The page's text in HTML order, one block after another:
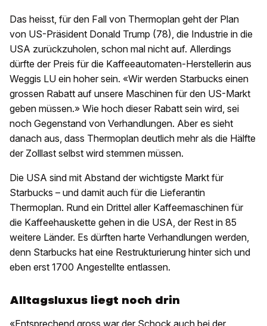
Das heisst, für den Fall von Thermoplan geht der Plan
von US-Präsident Donald Trump (78), die Industrie in die
USA zurückzuholen, schon mal nicht auf. Allerdings
dürfte der Preis für die Kaffeeautomaten-Herstellerin aus
Weggis LU ein hoher sein. «Wir werden Starbucks einen
grossen Rabatt auf unsere Maschinen für den US-Markt
geben müssen.» Wie hoch dieser Rabatt sein wird, sei
noch Gegenstand von Verhandlungen. Aber es sieht
danach aus, dass Thermoplan deutlich mehr als die Hälfte
der Zolllast selbst wird stemmen müssen.
Die USA sind mit Abstand der wichtigste Markt für
Starbucks – und damit auch für die Lieferantin
Thermoplan. Rund ein Drittel aller Kaffeemaschinen für
die Kaffeehauskette gehen in die USA, der Rest in 85
weitere Länder. Es dürften harte Verhandlungen werden,
denn Starbucks hat eine Restrukturierung hinter sich und
eben erst 1700 Angestellte entlassen.
Alltagsluxus liegt noch drin